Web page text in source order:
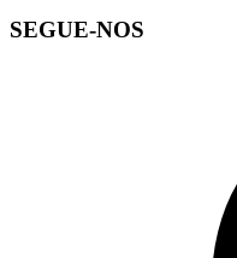
SEGUE-NOS